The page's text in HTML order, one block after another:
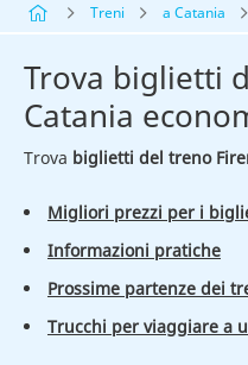
Treni a Catania
Trova biglietti
Catania
Trova biglietti del treno
Migliori prezzi per i
Informazioni pratiche
Prossime partenze dei
Trucchi per viaggiare a